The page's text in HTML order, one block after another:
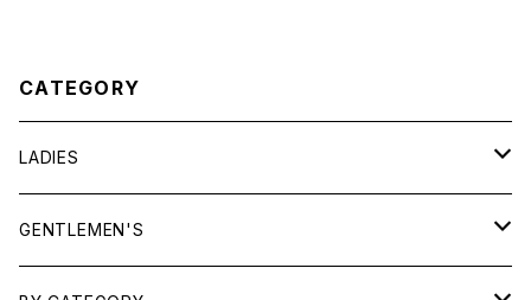
CATEGORY
LADIES
TOPS
GENTLEMEN'S